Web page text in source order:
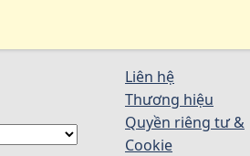
Liên hệ
Thương hiệu
Quyền riêng tư &
Cookie